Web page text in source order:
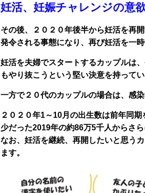
妊活、妊娠チャレンジの意
その後、２０２０年後半から妊活を再
発令される事態になり、再び妊活を一
妊活を夫婦でスタートするカップルは
もやり抜こうという堅い決意を持って
一方で２０代のカップルの場合は、感
２０２０年1～10月の出生数は前年同
少だった2019年の約86万5千人からさ
なお、妊活を継続、再開したいと思う
ます。